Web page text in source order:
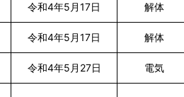
令和4年5月17日 解体
令和4年5月17日 解体
令和4年5月27日 電気